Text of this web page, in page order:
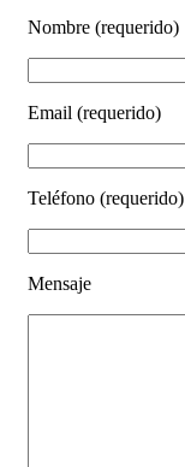
Nombre (requerido)
Email (requerido)
Teléfono (requerido)
Mensaje